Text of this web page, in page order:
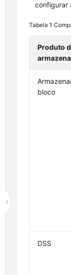
configurar
Tabela 1
Produto
bloco
DSS